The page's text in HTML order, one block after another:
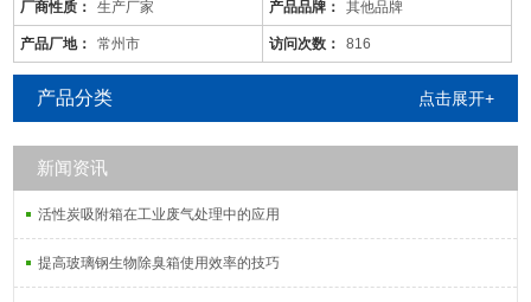
增加，污水处理技术也随着科学技术的发展而发生了日新月异的变
化，同时，旧的污水处理技术也不断被革新和发展着。尤其现在的化
工废水中的污染物是多种多样的，往往用一种工艺是不能将废水中所
厂商性质： 生产厂家 产品品牌： 其他品牌
产品厂地： 常州市 访问次数： 816
产品分类 点击展开+
新闻资讯
活性炭吸附箱在工业废气处理中的应用
提高玻璃钢生物除臭箱使用效率的技巧